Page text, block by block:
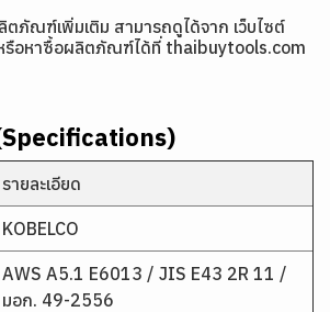
ตภัณฑ์เพิ่มเติม สามารถดูได้จาก เว็บไซต์
รือหาซื้อผลิตภัณฑ์ได้ที่ thaibuytools.com
รายละเอียด
KOBELCO
AWS A5.1 E6013 / JIS E43 2R 11 /
มอก. 49-2556